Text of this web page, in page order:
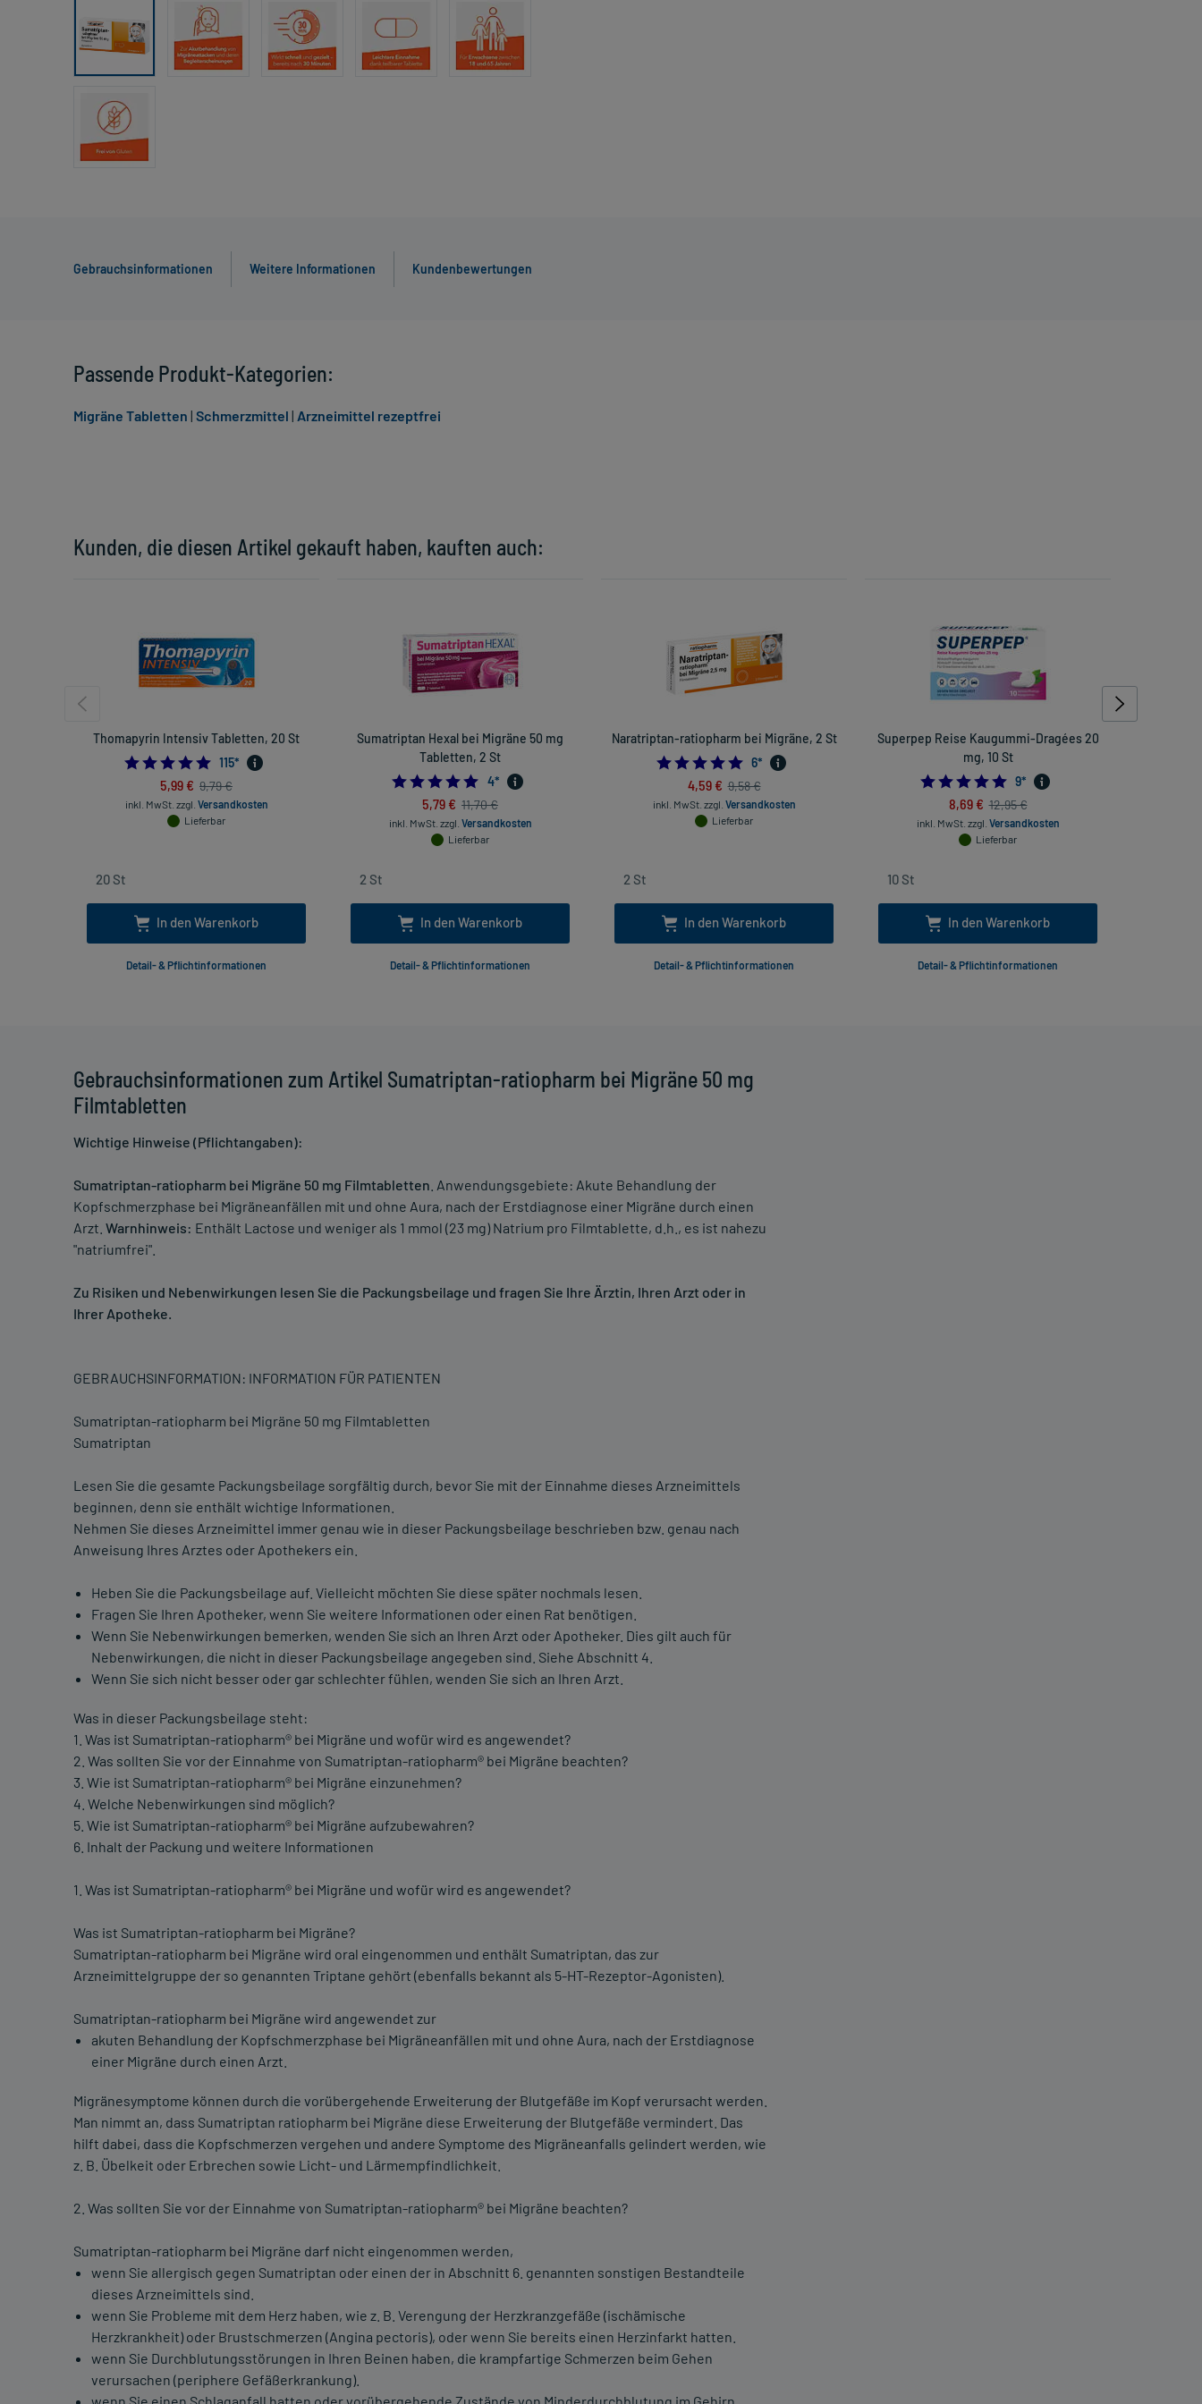
Gebrauchsinformationen Weitere Informationen Kundenbewertungen
Gebrauchsinformationen zum Artikel Sumatriptan-ratiopharm bei Migräne 50 mg
Filmtabletten
Wichtige Hinweise (Pflichtangaben):
Sumatriptan-ratiopharm bei Migräne 50 mg Filmtabletten . Anwendungsgebiete: Akute Behandlung der
Kopfschmerzphase bei Migräneanfällen mit und ohne Aura, nach der Erstdiagnose einer Migräne durch einen
Arzt. Warnhinweis: Enthält Lactose und weniger als 1 mmol (23 mg) Natrium pro Filmtablette, d.h., es ist nahezu
"natriumfrei".
Zu Risiken und Nebenwirkungen lesen Sie die Packungsbeilage und fragen Sie Ihre Ärztin, Ihren Arzt oder in
Ihrer Apotheke.
GEBRAUCHSINFORMATION: INFORMATION FÜR PATIENTEN
Sumatriptan-ratiopharm bei Migräne 50 mg Filmtabletten
Sumatriptan
Lesen Sie die gesamte Packungsbeilage sorgfältig durch, bevor Sie mit der Einnahme dieses Arzneimittels
beginnen, denn sie enthält wichtige Informationen.
Nehmen Sie dieses Arzneimittel immer genau wie in dieser Packungsbeilage beschrieben bzw. genau nach
Anweisung Ihres Arztes oder Apothekers ein.
Heben Sie die Packungsbeilage auf. Vielleicht möchten Sie diese später nochmals lesen.
Fragen Sie Ihren Apotheker, wenn Sie weitere Informationen oder einen Rat benötigen.
Wenn Sie Nebenwirkungen bemerken, wenden Sie sich an Ihren Arzt oder Apotheker. Dies gilt auch für
Nebenwirkungen, die nicht in dieser Packungsbeilage angegeben sind. Siehe Abschnitt 4.
Wenn Sie sich nicht besser oder gar schlechter fühlen, wenden Sie sich an Ihren Arzt.
Was in dieser Packungsbeilage steht:
1. Was ist Sumatriptan-ratiopharm® bei Migräne und wofür wird es angewendet?
2. Was sollten Sie vor der Einnahme von Sumatriptan-ratiopharm® bei Migräne beachten?
3. Wie ist Sumatriptan-ratiopharm® bei Migräne einzunehmen?
4. Welche Nebenwirkungen sind möglich?
5. Wie ist Sumatriptan-ratiopharm® bei Migräne aufzubewahren?
6. Inhalt der Packung und weitere Informationen
1. Was ist Sumatriptan-ratiopharm® bei Migräne und wofür wird es angewendet?
Was ist Sumatriptan-ratiopharm bei Migräne?
Sumatriptan-ratiopharm bei Migräne wird oral eingenommen und enthält Sumatriptan, das zur
Arzneimittelgruppe der so genannten Triptane gehört (ebenfalls bekannt als 5-HT-Rezeptor-Agonisten).
Sumatriptan-ratiopharm bei Migräne wird angewendet zur
akuten Behandlung der Kopfschmerzphase bei Migräneanfällen mit und ohne Aura, nach der Erstdiagnose
einer Migräne durch einen Arzt.
Migränesymptome können durch die vorübergehende Erweiterung der Blutgefäße im Kopf verursacht werden.
Man nimmt an, dass Sumatriptan ratiopharm bei Migräne diese Erweiterung der Blutgefäße vermindert. Das
hilft dabei, dass die Kopfschmerzen vergehen und andere Symptome des Migräneanfalls gelindert werden, wie
z. B. Übelkeit oder Erbrechen sowie Licht- und Lärmempfindlichkeit.
2. Was sollten Sie vor der Einnahme von Sumatriptan-ratiopharm® bei Migräne beachten?
Sumatriptan-ratiopharm bei Migräne darf nicht eingenommen werden,
wenn Sie allergisch gegen Sumatriptan oder einen der in Abschnitt 6. genannten sonstigen Bestandteile
dieses Arzneimittels sind.
wenn Sie Probleme mit dem Herz haben, wie z. B. Verengung der Herzkranzgefäße (ischämische
Herzkrankheit) oder Brustschmerzen (Angina pectoris), oder wenn Sie bereits einen Herzinfarkt hatten.
wenn Sie Durchblutungsstörungen in Ihren Beinen haben, die krampfartige Schmerzen beim Gehen
verursachen (periphere Gefäßerkrankung).
Kunden, die diesen Artikel gekauft haben, kauften auch:
Thomapyrin Intensiv Tabletten, 20 St
4.913043478260869
115*
5,99 € 9,79 €
inkl. MwSt. zzgl. Versandkosten
Lieferbar
In den Warenkorb
Detail- & Pflichtinformationen
Sumatriptan Hexal bei Migräne 50 mg
Tabletten, 2 St
4.75
4*
5,79 € 11,70 €
inkl. MwSt. zzgl. Versandkosten
Lieferbar
In den Warenkorb
Detail- & Pflichtinformationen
Naratriptan-ratiopharm bei Migräne, 2 St
4.833333333333333
6*
4,59 € 9,58 €
inkl. MwSt. zzgl. Versandkosten
Lieferbar
In den Warenkorb
Detail- & Pflichtinformationen
Superpep Reise Kaugummi-Dragées 20
mg, 10 St
4.777777777777778
9*
8,69 € 12,95 €
inkl. MwSt. zzgl. Versandkosten
Lieferbar
In den Warenkorb
Detail- & Pflichtinformationen
Passende Produkt-Kategorien:
Migräne Tabletten | Schmerzmittel | Arzneimittel rezeptfrei